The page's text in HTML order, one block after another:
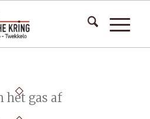
het gas af